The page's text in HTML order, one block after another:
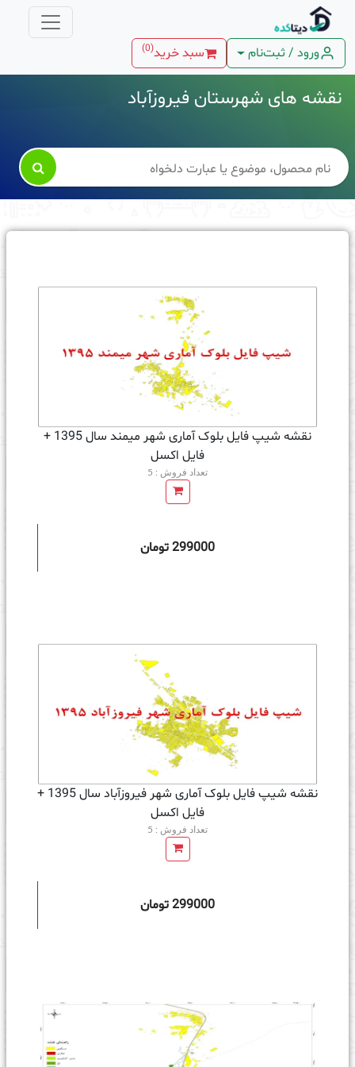
ورود / ثبت‌نام سبد خرید(
0
)
نقشه های شهرستان فیروزآباد

نقشه شیپ فایل بلوک آماری شهر میمند سال 1395 +
فايل اكسل
تعداد فروش : 5
299000 تومان
نقشه شیپ فایل بلوک آماری شهر فیروزآباد سال 1395 +
فايل اكسل
تعداد فروش : 5
299000 تومان